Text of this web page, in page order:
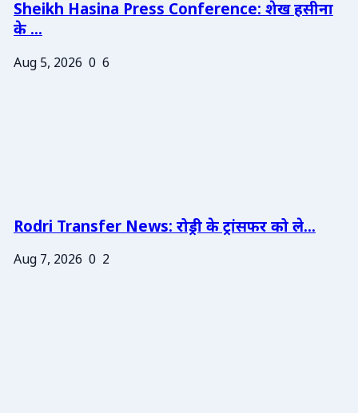
Sheikh Hasina Press Conference: शेख हसीना
के ...
Aug 5, 2026 0 6
Rodri Transfer News: रोड्री के ट्रांसफर को ले...
Aug 7, 2026 0 2